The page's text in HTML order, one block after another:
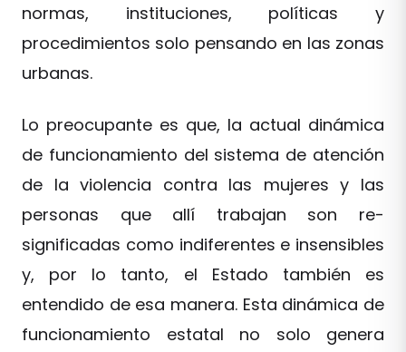
normas, instituciones, políticas y
procedimientos solo pensando en las zonas
urbanas.
Lo preocupante es que, la actual dinámica
de funcionamiento del sistema de atención
de la violencia contra las mujeres y las
personas que allí trabajan son re-
significadas como indiferentes e insensibles
y, por lo tanto, el Estado también es
entendido de esa manera. Esta dinámica de
funcionamiento estatal no solo genera